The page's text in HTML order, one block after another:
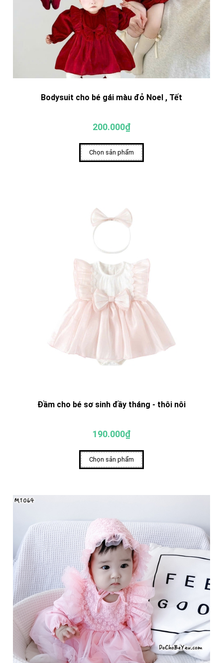
Bodysuit cho bé gái màu đỏ Noel , Tết
200.000₫
Chọn sản phẩm
Đầm cho bé sơ sinh đầy tháng - thôi nôi
190.000₫
Chọn sản phẩm